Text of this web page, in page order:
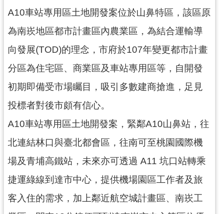
工
程
進
度
廉
政
平
政
府
資
公
開
A10車站專用區土地開發案位於山鼻特區，該區原
為南崁地區都市計畫區內農業區，為結合運輸導
向發展(TOD)的理念，市府於107年變更都市計畫
分區為住宅區、商業區及車站專用區等，自開發
初期即備受市場矚目，吸引多數建商搶進，足見
投標者對後市頗有信心。
A10車站專用區土地開發案，緊鄰A10山鼻站，往
北連結林口與臺北都會區，往南可至桃園國際機
場及青埔高鐵站，未來亦可透過 A11 坑口站轉乘
捷運綠線到達市中心，提供機場園區工作者及旅
客入住的需求，加上鄰近航空城計畫區、南崁工